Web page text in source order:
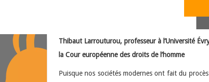
Thibaut Larrouturou, professeur à l’Université
la Cour européenne des droits de l’homme
Puisque nos sociétés modernes ont fait du